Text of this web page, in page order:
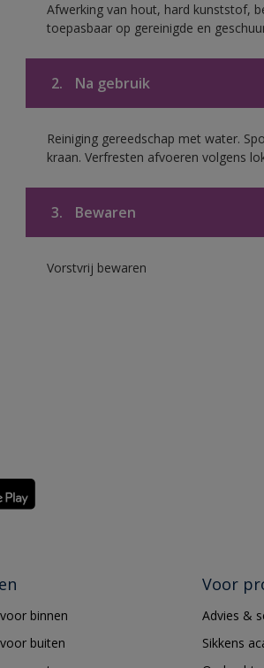
Afwerking van hout, hard kunststof,
toepasbaar op gereinigde en
2. Na gebruik
Reiniging gereedschap met water.
kraan. Verfresten afvoeren volgens
3. Bewaren
Vorstvrij bewaren
binnen
buiten
Voor
Advies &
Sikkens